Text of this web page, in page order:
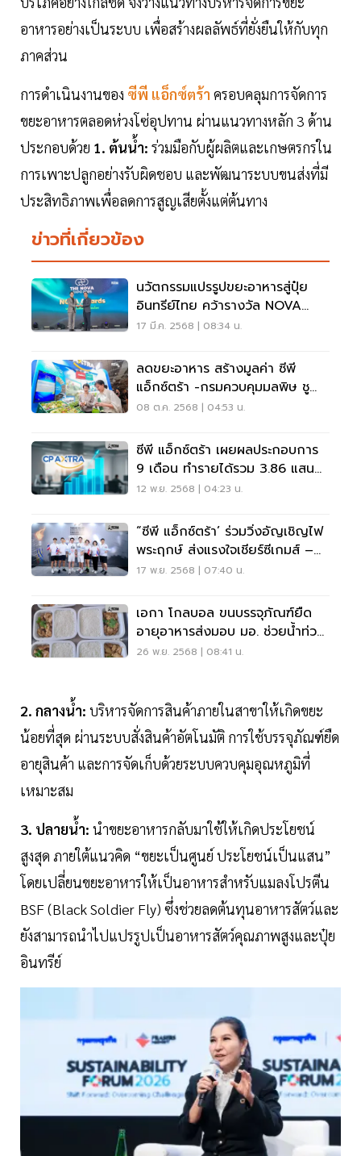
อาหารอย่างเป็นระบบ เพื่อสร้างผลลัพธ์ที่ยั่งยืนให้กับทุก
ภาคส่วน
การดำเนินงานของ ซีพี แอ็กซ์ตร้า ครอบคลุมการจัดการ
ขยะอาหารตลอดห่วงโซ่อุปทาน ผ่านแนวทางหลัก 3 ด้าน
ประกอบด้วย 1. ต้นน้ำ: ร่วมมือกับผู้ผลิตและเกษตรกรใน
การเพาะปลูกอย่างรับผิดชอบ และพัฒนาระบบขนส่งที่มี
ประสิทธิภาพเพื่อลดการสูญเสียตั้งแต่ต้นทาง
ข่าวที่เกี่ยวข้อง
นวัตกรรมแปรรูปขยะอาหารสู่ปุ๋ย
อินทรีย์ไทย คว้ารางวัล NOVA
Award
17 มี.ค. 2568 | 08:34 น.
ลดขยะอาหาร สร้างมูลค่า ซีพี
แอ็กซ์ตร้า -กรมควบคุมมลพิษ ชู
โมเดล End-To-End
08 ต.ค. 2568 | 04:53 น.
ซีพี แอ็กซ์ตร้า เผยผลประกอบการ
9 เดือน ทำรายได้รวม 3.86 แสน
ล้าน
12 พ.ย. 2568 | 04:23 น.
“ซีพี แอ็กซ์ตร้า’ ร่วมวิ่งอัญเชิญไฟ
พระฤกษ์ ส่งแรงใจเชียร์ซีเกมส์ –
อาเซียนพาราเกมส์ 2025
17 พ.ย. 2568 | 07:40 น.
เอกา โกลบอล ขนบรรจุภัณฑ์ยืด
อายุอาหารส่งมอบ มอ. ช่วยน้ำท่วม
หาดใหญ่
26 พ.ย. 2568 | 08:41 น.
2. กลางน้ำ: บริหารจัดการสินค้าภายในสาขาให้เกิดขยะ
น้อยที่สุด ผ่านระบบสั่งสินค้าอัตโนมัติ การใช้บรรจุภัณฑ์ยืด
อายุสินค้า และการจัดเก็บด้วยระบบควบคุมอุณหภูมิที่
เหมาะสม
3. ปลายน้ำ: นำขยะอาหารกลับมาใช้ให้เกิดประโยชน์
สูงสุด ภายใต้แนวคิด “ขยะเป็นศูนย์ ประโยชน์เป็นแสน”
โดยเปลี่ยนขยะอาหารให้เป็นอาหารสำหรับแมลงโปรตีน
BSF (Black Soldier Fly) ซึ่งช่วยลดต้นทุนอาหารสัตว์และ
ยังสามารถนำไปแปรรูปเป็นอาหารสัตว์คุณภาพสูงและปุ๋ย
อินทรีย์